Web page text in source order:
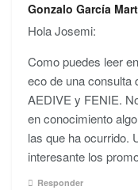
Gonzalo García
Hola Josemi:
Como puedes leer
eco de una consulta
AEDIVE y FENIE.
en conocimiento
las que ha ocurrido.
interesante los
Responder